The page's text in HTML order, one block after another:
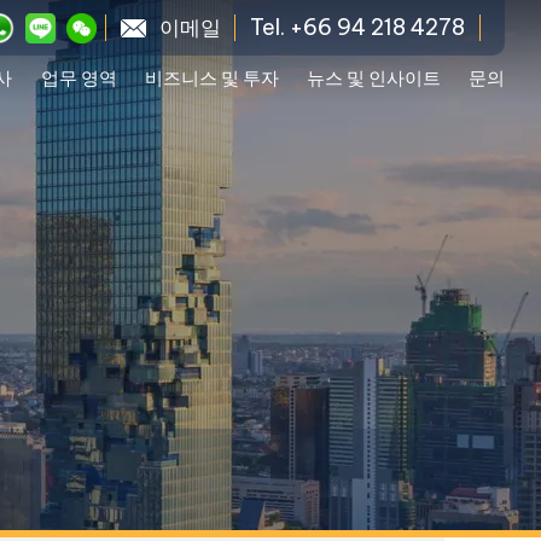
이메일 Tel. +66 94 218 4278
업무 영역 비즈니스 및 투자 뉴스 및 인사이트 문의